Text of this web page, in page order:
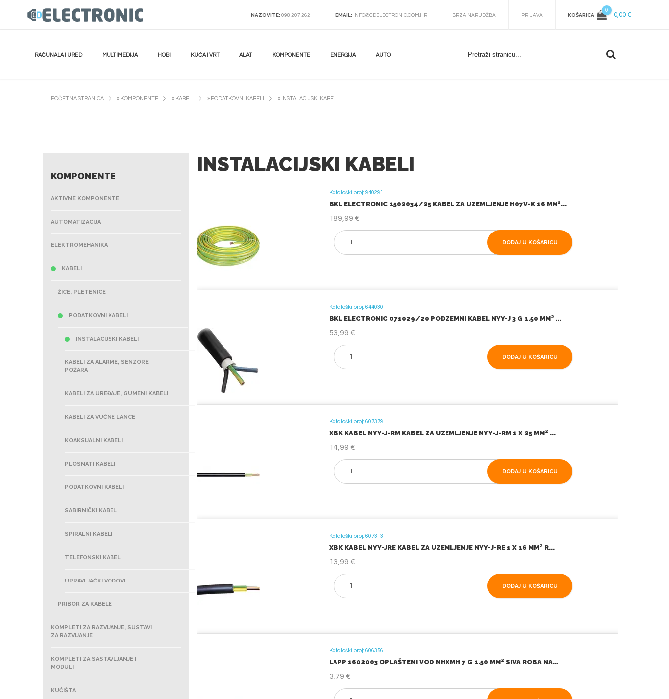
NAZOVITE: 098 207 262 EMAIL: INFO@CDELECTRONIC.COM.HR BRZA NARUDŽBA PRIJAVA KOŠARICA
0
0,00 €
RAČUNALA I URED MULTIMEDIJA HOBI KUĆA I VRT ALAT KOMPONENTE ENERGIJA AUTO
POČETNA STRANICA » KOMPONENTE » KABELI » PODATKOVNI KABELI » INSTALACIJSKI KABELI
KOMPONENTE
AKTIVNE KOMPONENTE
AUTOMATIZACIJA
ELEKTROMEHANIKA
KABELI
ŽICE, PLETENICE
PODATKOVNI KABELI
INSTALACIJSKI KABELI
KABELI ZA ALARME, SENZORE
POŽARA
KABELI ZA UREĐAJE, GUMENI KABELI
KABELI ZA VUČNE LANCE
KOAKSIJALNI KABELI
PLOSNATI KABELI
PODATKOVNI KABELI
SABIRNIČKI KABEL
SPIRALNI KABELI
TELEFONSKI KABEL
UPRAVLJAČKI VODOVI
PRIBOR ZA KABELE
KOMPLETI ZA RAZVIJANJE, SUSTAVI
ZA RAZVIJANJE
KOMPLETI ZA SASTAVLJANJE I
MODULI
KUĆIŠTA
INSTALACIJSKI KABELI
Kataloški broj: 940291
BKL ELECTRONIC 1502034/25 KABEL ZA UZEMLJENJE H07V-K 16 MM²...
189,99 €
DODAJ U KOŠARICU
Kataloški broj: 644030
BKL ELECTRONIC 071029/20 PODZEMNI KABEL NYY-J 3 G 1.50 MM² ...
53,99 €
DODAJ U KOŠARICU
Kataloški broj: 607379
XBK KABEL NYY-J-RM KABEL ZA UZEMLJENJE NYY-J-RM 1 X 25 MM² ...
14,99 €
DODAJ U KOŠARICU
Kataloški broj: 607313
XBK KABEL NYY-JRE KABEL ZA UZEMLJENJE NYY-J-RE 1 X 16 MM² R...
13,99 €
DODAJ U KOŠARICU
Kataloški broj: 606356
LAPP 1602003 OPLAŠTENI VOD NHXMH 7 G 1.50 MM² SIVA ROBA NA...
3,79 €